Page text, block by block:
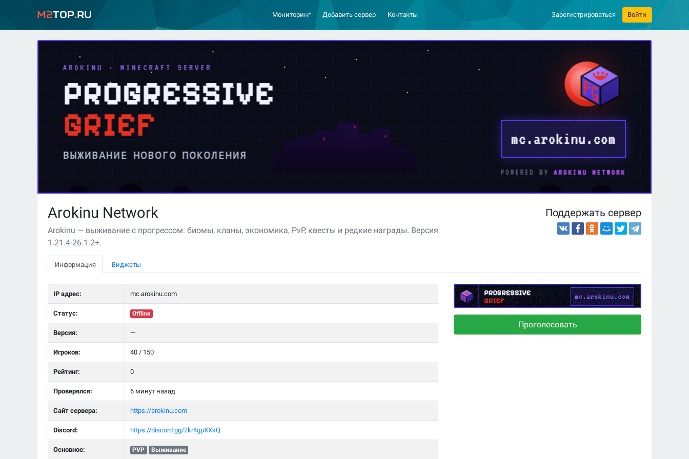
M2Top.ru Мониторинг Добавить сервер Контакты Зарегистрироваться Войти
Arokinu Network
Arokinu — выживание с прогрессом: биомы, кланы, экономика, PvP, квесты и редкие награды. Версия
1.21.4-26.1.2+.
Поддержать сервер
Информация Виджеты
IP адрес: mc.arokinu.com
Статус: Offline
Версия: —
Игроков: 40 / 150
Рейтинг: 0
Проверялся: 6 минут назад
Сайт сервера: https://arokinu.com
Discord: https://discord.gg/2kr4gpXXkQ
Основное: PVP Выживание
Проголосовать